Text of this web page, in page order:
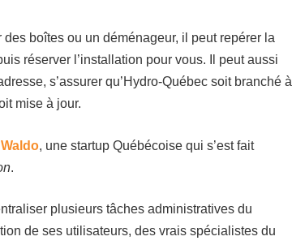
boîtes ou un déménageur, il peut repérer la
réserver l’installation pour vous. Il peut aussi
s’assurer qu’Hydro-Québec soit branché à
mise à jour.
, une startup Québécoise qui s’est fait
.
plusieurs tâches administratives du
de ses utilisateurs, des vrais spécialistes du